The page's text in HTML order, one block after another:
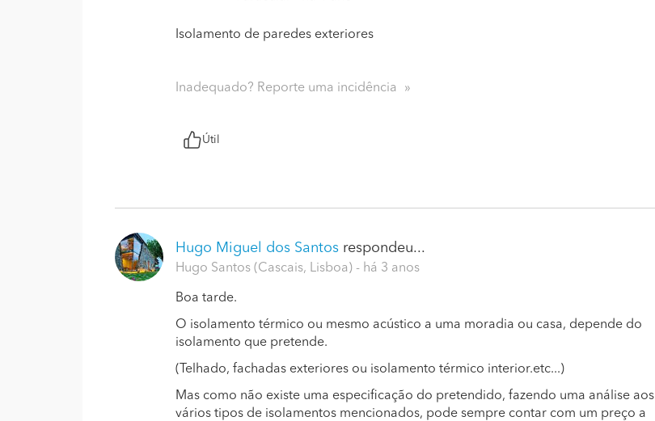
Isolamento de paredes exteriores
Inadequado? Reporte uma incidência
Útil
Hugo Miguel dos Santos respondeu...
Hugo Santos (Cascais, Lisboa) - há 3 anos
Boa tarde.
O isolamento térmico ou mesmo acústico a uma moradia ou casa, depende do
isolamento que pretende.
(Telhado, fachadas exteriores ou isolamento térmico interior.etc...)
Mas como não existe uma especificação do pretendido, fazendo uma análise aos
vários tipos de isolamentos mencionados, pode sempre contar com um preço a